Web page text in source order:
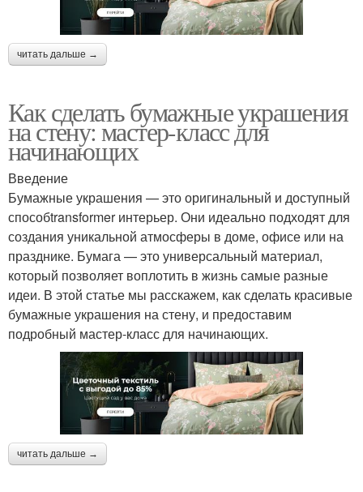
читать дальше →
Как сделать бумажные украшения
на стену: мастер-класс для
начинающих
Введение
Бумажные украшения — это оригинальный и доступный
способtransformer интерьер. Они идеально подходят для
создания уникальной атмосферы в доме, офисе или на
празднике. Бумага — это универсальный материал,
который позволяет воплотить в жизнь самые разные
идеи. В этой статье мы расскажем, как сделать красивые
бумажные украшения на стену, и предоставим
подробный мастер-класс для начинающих.
читать дальше →